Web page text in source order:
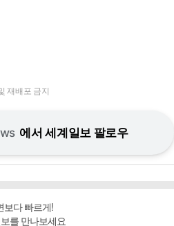
재배포 금지
에서 세계일보 팔로우
보다 빠르게!
를 만나보세요